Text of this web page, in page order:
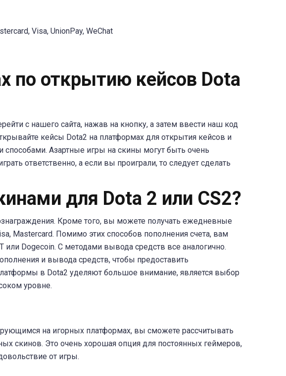
Visa, UnionPay, WeChat
по открытию кейсов Dota
с нашего сайта, нажав на кнопку, а затем ввести наш код
кейсы Dota2 на платформах для открытия кейсов и
Азартные игры на скины могут быть очень
ответственно, а если вы проиграли, то следует сделать
для Dota 2 или CS2?
Кроме того, вы можете получать ежедневные
Mastercard. Помимо этих способов пополнения счета, вам
или Dogecoin. С методами вывода средств все аналогично.
и вывода средств, чтобы предоставить
в Dota2 уделяют большое внимание, является выбор
уровне.
на игорных платформах, вы сможете рассчитывать
скинов. Это очень хорошая опция для постоянных геймеров,
от игры.